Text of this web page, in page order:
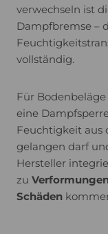
verwechseln ist
Dampfbremse –
vollständig.
Für
eine
Feuchtigkeit aus
gelangen darf
Hersteller
zu
Schäden